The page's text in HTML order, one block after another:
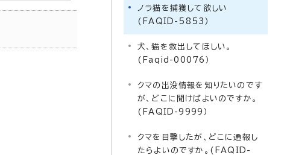
ノラ猫を捕獲して欲しい
(FAQID-5853）
犬、猫を救出してほしい。
(Faqid-00076）
クマの出没情報を知りたいのです
が、どこに聞けばよいのですか。
(FAQID-9999）
クマを目撃したが、どこに通報し
たらよいのですか。(FAQID-